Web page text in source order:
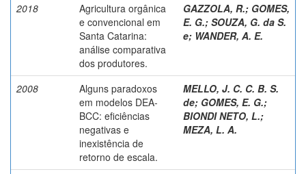
2018
Agricultura orgânica
e convencional em
Santa Catarina:
análise comparativa
dos produtores.
GAZZOLA, R.; GOMES,
E. G.; SOUZA, G. da S.
e; WANDER, A. E.
2008
Alguns paradoxos
em modelos DEA-
BCC: eficiências
negativas e
inexistência de
retorno de escala.
MELLO, J. C. C. B. S.
de; GOMES, E. G.;
BIONDI NETO, L.;
MEZA, L. A.